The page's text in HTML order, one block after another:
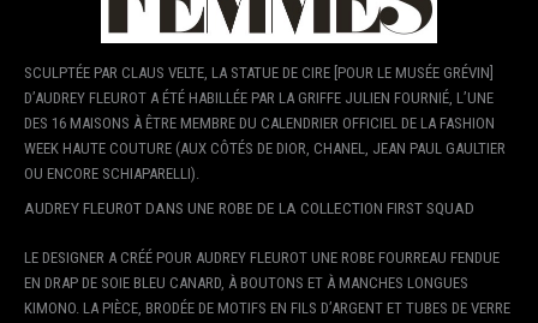
SCULPTÉE PAR CLAUS VELTE, LA STATUE DE CIRE [POUR LE MUSÉE GRÉVIN]
D’AUDREY FLEUROT A ÉTÉ HABILLÉE PAR LA GRIFFE JULIEN FOURNIÉ, L’UNE
DES 16 MAISONS À ÊTRE MEMBRE DU CALENDRIER OFFICIEL DE LA FASHION
WEEK HAUTE COUTURE (AUX CÔTÉS DE DIOR, CHANEL, JEAN PAUL GAULTIER
OU ENCORE SCHIAPARELLI).
AUDREY FLEUROT DANS UNE ROBE DE LA COLLECTION FIRST SQUAD
LE DESIGNER A CRÉÉ POUR AUDREY FLEUROT UNE ROBE FOURREAU FENDUE
EN DRAP DE SOIE BLEU CANARD, À BOUTONS ET À MANCHES LONGUES
KIMONO. LA PIÈCE, BRODÉE DE MOTIFS EN FILS D’ARGENT ET TUBES DE VERRE